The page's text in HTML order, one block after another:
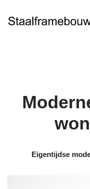
Ga
Eigentijdse